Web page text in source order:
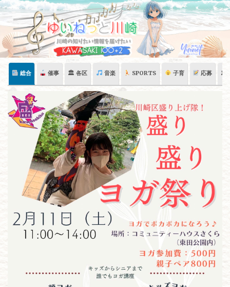
Skip
content
総合 催事 🏛 各区 音楽 SPORTS 子育 応募 🏛